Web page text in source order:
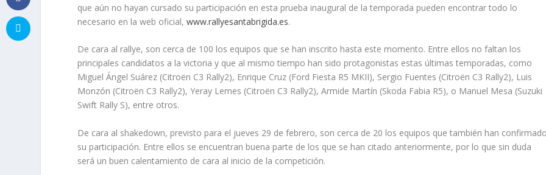
que aún no hayan cursado su participación en esta prueba inaugural de la temporada pueden encontrar todo lo
necesario en la web oficial,www.rallyesantabrigida.es.
De cara al rallye, son cerca de 100 los equipos que se han inscrito hasta este momento. Entre ellos no faltan los
principales candidatos a la victoria y que al mismo tiempo han sido protagonistas estas últimas temporadas, como
Miguel Ángel Suárez (Citroën C3 Rally2), Enrique Cruz (Ford Fiesta R5 MKII), Sergio Fuentes (Citroën C3 Rally2), Luis
Monzón (Citroën C3 Rally2), Yeray Lemes (Citroën C3 Rally2), Armide Martín (Skoda Fabia R5), o Manuel Mesa (Suzuki
Swift Rally S), entre otros.
De cara al shakedown, previsto para el jueves 29 de febrero, son cerca de 20 los equipos que también han
su participación. Entre ellos se encuentran buena parte de los que se han citado anteriormente, por lo que sin duda
será un buen calentamiento de cara al inicio de la competición.